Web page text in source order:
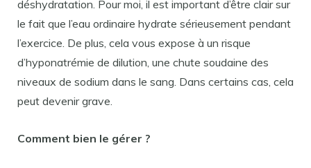
déshydratation. Pour moi, il est important d’être clair sur
le fait que l’eau ordinaire hydrate sérieusement pendant
l’exercice. De plus, cela vous expose à un risque
d’hyponatrémie de dilution, une chute soudaine des
niveaux de sodium dans le sang. Dans certains cas, cela
peut devenir grave.
Comment bien le gérer ?